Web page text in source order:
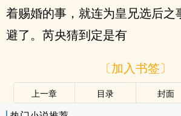
着赐婚的事，就连为皇兄选后之
避了。芮央猜到定是有
〔加入书签〕
上一章 目录 封面